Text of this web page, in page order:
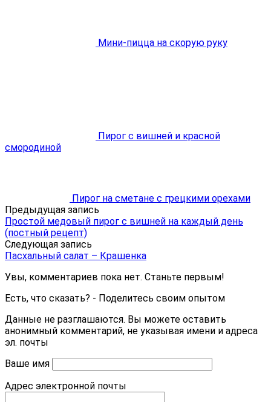
Мини-пицца на скорую руку
Пирог с вишней и красной
смородиной
Пирог на сметане с грецкими орехами
Предыдущая запись
Простой медовый пирог с вишней на каждый день
(постный рецепт)
Следующая запись
Пасхальный салат – Крашенка
Увы, комментариев пока нет. Станьте первым!
Есть, что сказать? - Поделитесь своим опытом
Данные не разглашаются. Вы можете оставить
анонимный комментарий, не указывая имени и адреса
эл. почты
Ваше имя
Адрес электронной почты